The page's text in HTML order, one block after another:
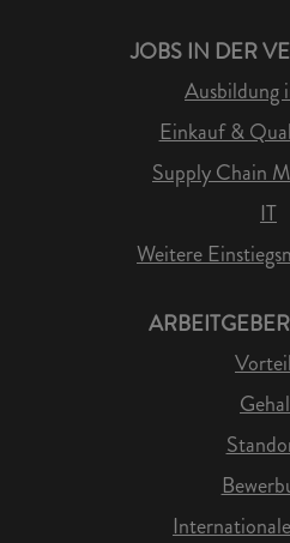
JOBS IN DER
Ausbildung
Einkauf &
Supply Chain
IT
Weitere